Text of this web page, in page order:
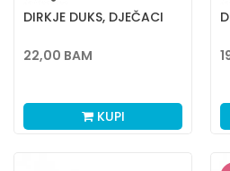
DIRKJE DUKS, DJEČACI
22,00 BAM
KUPI